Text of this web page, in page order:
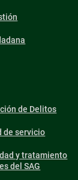
de Delitos
de servicio
y tratamiento
del SAG